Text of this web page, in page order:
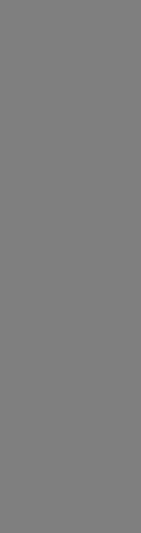
ショ
トー
ポー